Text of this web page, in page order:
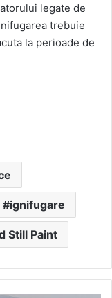
legate de
trebuie
la perioade de
ignifugare
Still Paint